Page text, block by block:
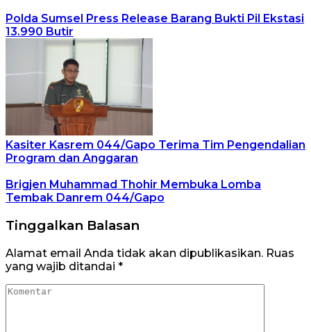
Polda Sumsel Press Release Barang Bukti Pil Ekstasi
13.990 Butir
Kasiter Kasrem 044/Gapo Terima Tim Pengendalian
Program dan Anggaran
Brigjen Muhammad Thohir Membuka Lomba
Tembak Danrem 044/Gapo
Tinggalkan Balasan
Alamat email Anda tidak akan dipublikasikan. Ruas
yang wajib ditandai *